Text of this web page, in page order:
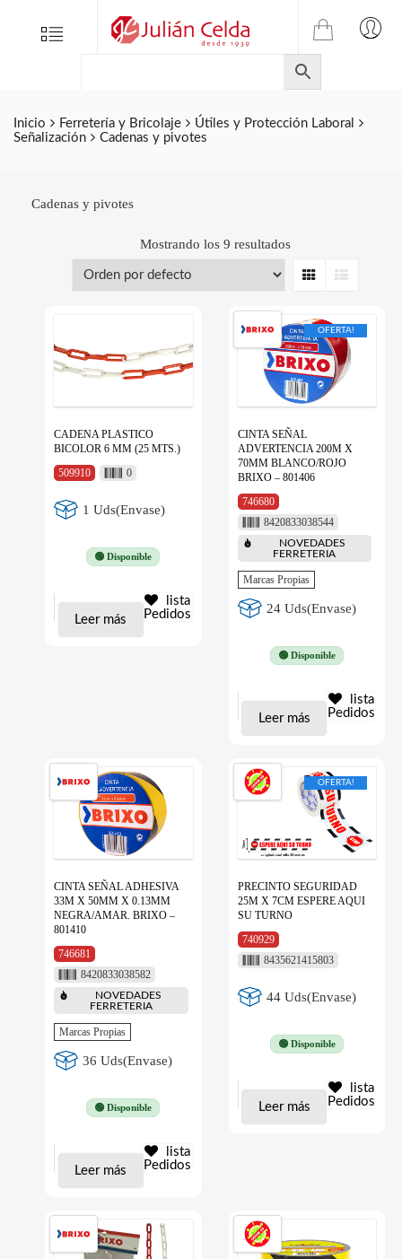
Menu
TIENDA
ONLINE
DE
JULIAN
CELDA
Inicio Ferretería y Bricolaje
Útiles y Protección Laboral
Señalización
Cadenas y pivotes
Cadenas y pivotes
Mostrando los 9 resultados
Grid List
CADENA PLASTICO
BICOLOR 6 MM (25 MTS.)
509910
0
1 Uds(Envase)
🟢 Disponible
Leer más
lista
Pedidos
OFERTA!
CINTA SEÑAL
ADVERTENCIA 200M X
70MM BLANCO/ROJO
BRIXO – 801406
746680
8420833038544
NOVEDADES
FERRETERIA
Marcas Propias
24 Uds(Envase)
🟢 Disponible
Leer más
lista
Pedidos
CINTA SEÑAL ADHESIVA
33M X 50MM X 0.13MM
NEGRA/AMAR. BRIXO –
801410
746681
8420833038582
NOVEDADES
FERRETERIA
Marcas Propias
36 Uds(Envase)
🟢 Disponible
Leer más
lista
Pedidos
OFERTA!
PRECINTO SEGURIDAD
25M X 7CM ESPERE AQUI
SU TURNO
740929
8435621415803
44 Uds(Envase)
🟢 Disponible
Leer más
lista
Pedidos
Folletos
Contacto